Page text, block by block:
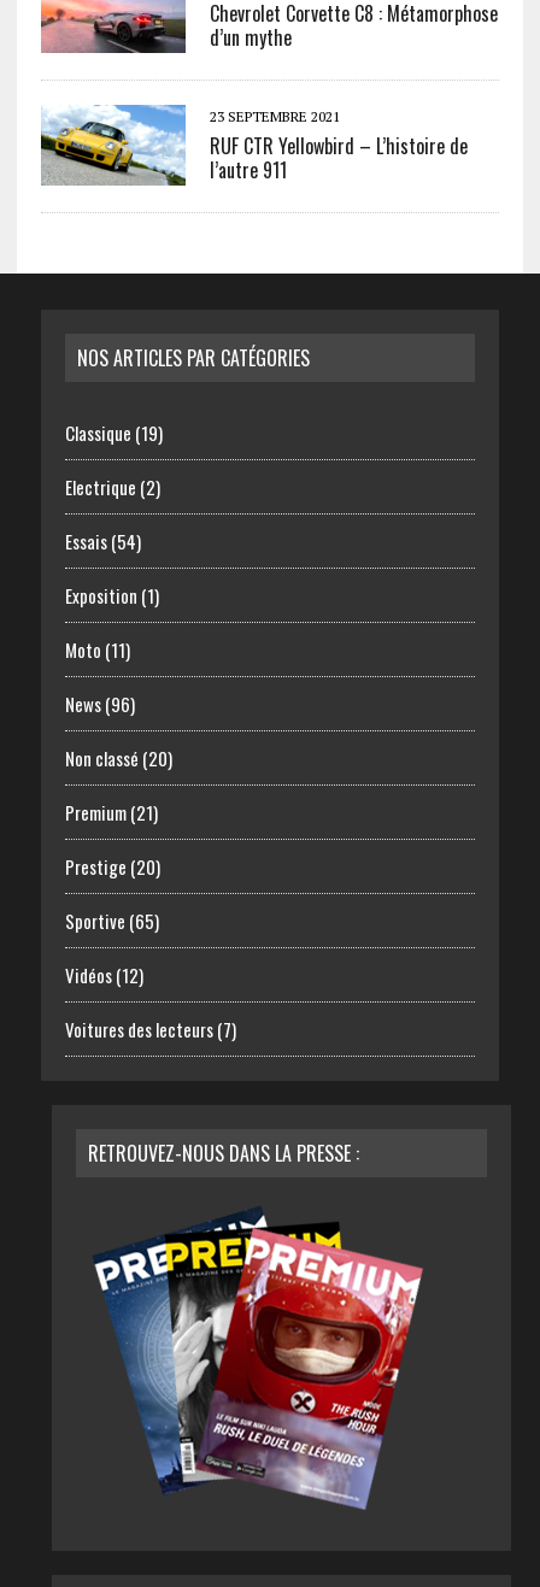
Chevrolet Corvette C8 : Métamorphose
d’un mythe
23 SEPTEMBRE 2021
RUF CTR Yellowbird – L’histoire de
l’autre 911
NOS ARTICLES PAR CATÉGORIES
Classique (19)
Electrique (2)
Essais(54)
Exposition (1)
Moto (11)
News(96)
Non classé (20)
Premium(21)
Prestige (20)
Sportive (65)
Vidéos(12)
Voitures des lecteurs(7)
RETROUVEZ-NOUS DANS LA PRESSE :